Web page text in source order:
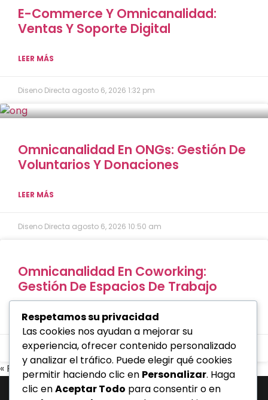
E-Commerce Y Omnicanalidad:
Ventas Y Soporte Digital
LEER MÁS
Diseno Directa agosto 6, 2026 1:32 pm
Omnicanalidad En ONGs: Gestión De
Voluntarios Y Donaciones
LEER MÁS
Diseno Directa agosto 6, 2026 10:50 am
Omnicanalidad En Coworking:
Gestión De Espacios De Trabajo
LEER MÁS
Diseno Directaagosto 6, 202610:42 am
« Previo Siguiente »
Respetamos su privacidad
Las cookies nos ayudan a mejorar su
experiencia, ofrecer contenido personalizado
y analizar el tráfico. Puede elegir qué cookies
permitir haciendo clic en Personalizar. Haga
clic enAceptar Todo para consentir o en